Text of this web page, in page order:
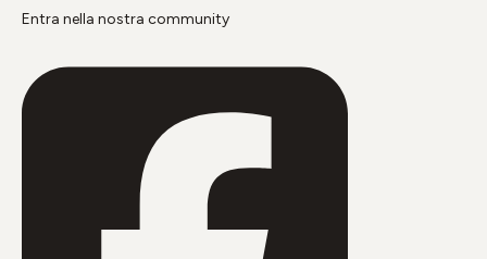
Entra nella nostra community